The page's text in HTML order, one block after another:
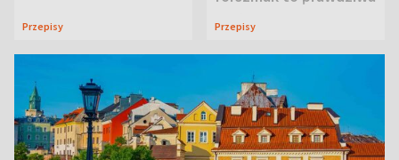
Przepisy
uczta
Przepisy